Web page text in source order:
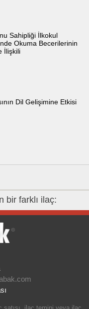
Sahipliği İlkokul
Okuma Becerilerinin
İlişkili
Dil Gelişimine Etkisi
bir farklı ilaç: